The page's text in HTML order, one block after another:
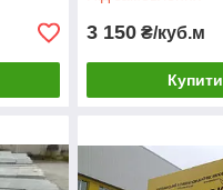
3 150 ₴/куб.м
Купити